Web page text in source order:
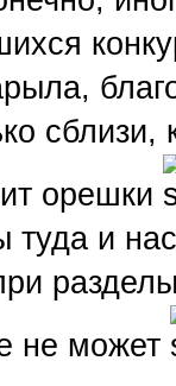
сблизи,
орешки
туда и
не может